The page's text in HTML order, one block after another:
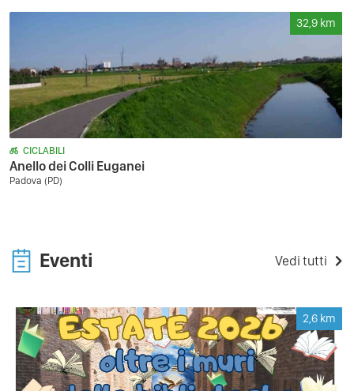
32,9 km
CICLABILI
Anello dei Colli Euganei
Padova (PD)
Eventi Vedi tutti
2,6 km